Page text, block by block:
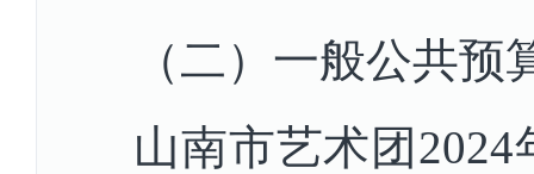
（二）一般公共
山南市艺术团